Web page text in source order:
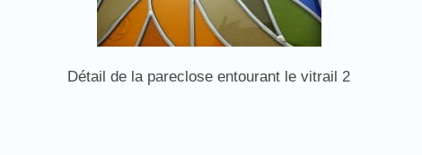
Détail de la pareclose entourant le vitrail 2